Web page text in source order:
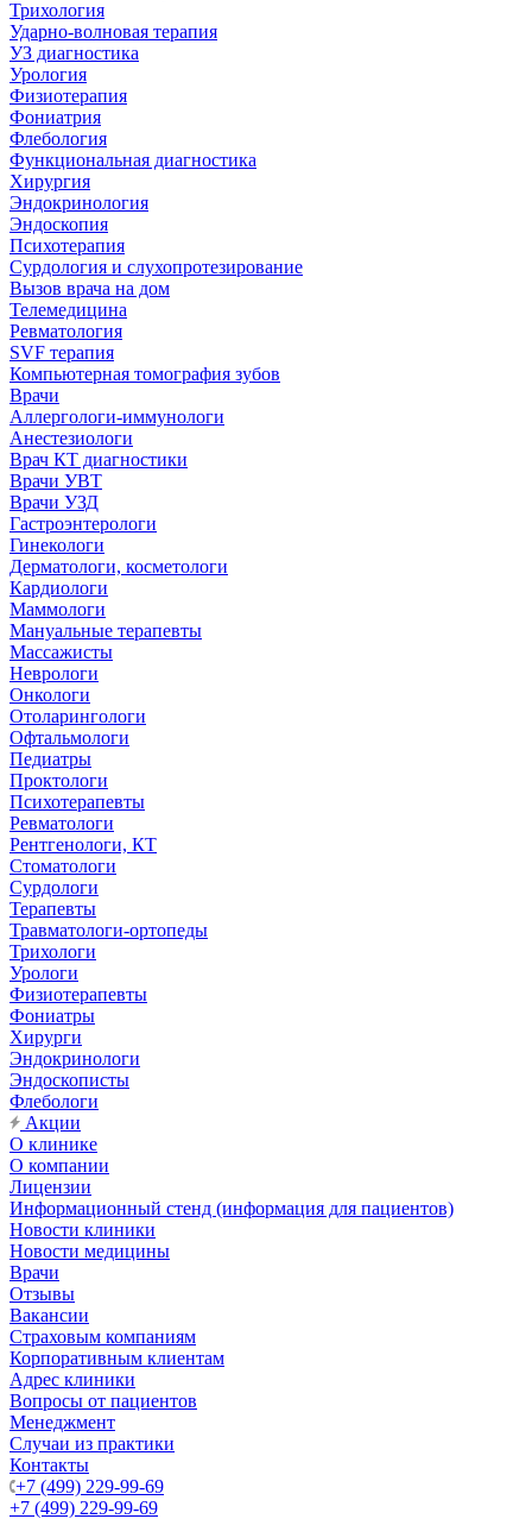
Трихология
Ударно-волновая терапия
УЗ диагностика
Урология
Физиотерапия
Фониатрия
Флебология
Функциональная диагностика
Хирургия
Эндокринология
Эндоскопия
Психотерапия
Сурдология и слухопротезирование
Вызов врача на дом
Телемедицина
Ревматология
SVF терапия
Компьютерная томография зубов
Врачи
Аллергологи-иммунологи
Анестезиологи
Врач КТ диагностики
Врачи УВТ
Врачи УЗД
Гастроэнтерологи
Гинекологи
Дерматологи, косметологи
Кардиологи
Маммологи
Мануальные терапевты
Массажисты
Неврологи
Онкологи
Отоларингологи
Офтальмологи
Педиатры
Проктологи
Психотерапевты
Ревматологи
Рентгенологи, КТ
Стоматологи
Сурдологи
Терапевты
Травматологи-ортопеды
Трихологи
Урологи
Физиотерапевты
Фониатры
Хирурги
Эндокринологи
Эндоскописты
Флебологи
Акции
О клинике
О компании
Лицензии
Информационный стенд (информация для пациентов)
Новости клиники
Новости медицины
Врачи
Отзывы
Вакансии
Страховым компаниям
Корпоративным клиентам
Адрес клиники
Вопросы от пациентов
Менеджмент
Случаи из практики
Контакты
+7 (499) 229-99-69
+7 (499) 229-99-69